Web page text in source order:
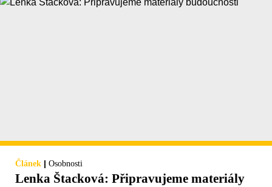
Článek | Osobnosti
Lenka Štacková: Připravujeme materiály